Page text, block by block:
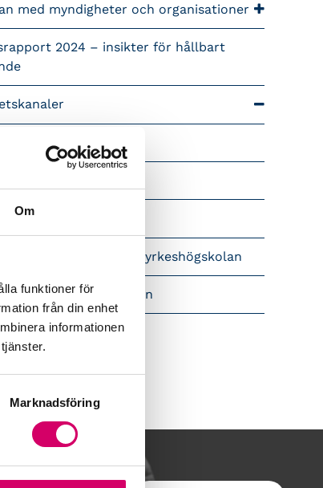
Om
funktioner för
från din enhet
informationen
Marknadsföring
med myndigheter och organisationer
2024 – insikter för hållbart
Konsulten
i sociala medier
till Myndigheten för yrkeshögskolan
i lönebranschen